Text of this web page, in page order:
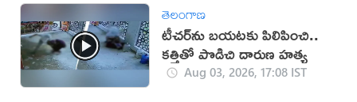
తెలంగాణ
టీచర్‌ను బయటకు పిలిపించి..
కత్తితో పొడిచి దారుణ హత్య
Aug 03, 2026, 17:08 IST